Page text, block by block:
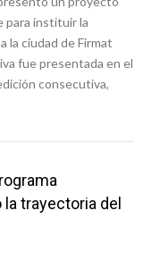
para instituir la
la ciudad de Firmat
fue presentada en el
consecutiva,
trayectoria del